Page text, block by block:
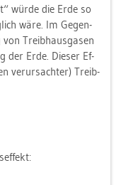
würde die Erde so
wäre. Im Ge­gen­
Treib­haus­ga­sen
der Erde. Die­ser Ef­
ver­ur­sach­ter) Treib­